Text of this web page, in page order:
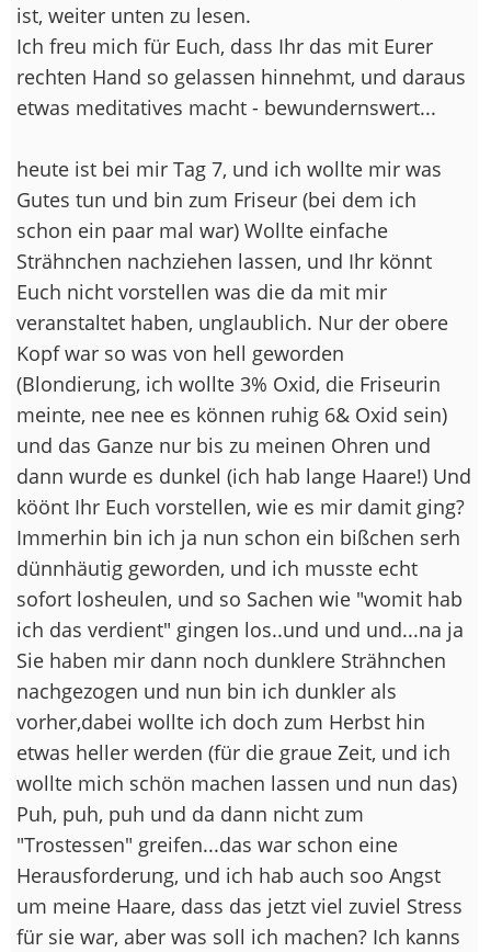
ist, weiter unten zu lesen.
Ich freu mich für Euch, dass Ihr das mit Eurer
rechten Hand so gelassen hinnehmt, und daraus
etwas meditatives macht - bewundernswert...
heute ist bei mir Tag 7, und ich wollte mir was
Gutes tun und bin zum Friseur (bei dem ich
schon ein paar mal war) Wollte einfache
Strähnchen nachziehen lassen, und Ihr könnt
Euch nicht vorstellen was die da mit mir
veranstaltet haben, unglaublich. Nur der obere
Kopf war so was von hell geworden
(Blondierung, ich wollte 3% Oxid, die Friseurin
meinte, nee nee es können ruhig 6& Oxid sein)
und das Ganze nur bis zu meinen Ohren und
dann wurde es dunkel (ich hab lange Haare!) Und
köönt Ihr Euch vorstellen, wie es mir damit ging?
Immerhin bin ich ja nun schon ein bißchen serh
dünnhäutig geworden, und ich musste echt
sofort losheulen, und so Sachen wie "womit hab
ich das verdient" gingen los..und und und...na ja
Sie haben mir dann noch dunklere Strähnchen
nachgezogen und nun bin ich dunkler als
vorher,dabei wollte ich doch zum Herbst hin
etwas heller werden (für die graue Zeit, und ich
wollte mich schön machen lassen und nun das)
Puh, puh, puh und da dann nicht zum
"Trostessen" greifen...das war schon eine
Herausforderung, und ich hab auch soo Angst
um meine Haare, dass das jetzt viel zuviel Stress
für sie war, aber was soll ich machen? Ich kanns